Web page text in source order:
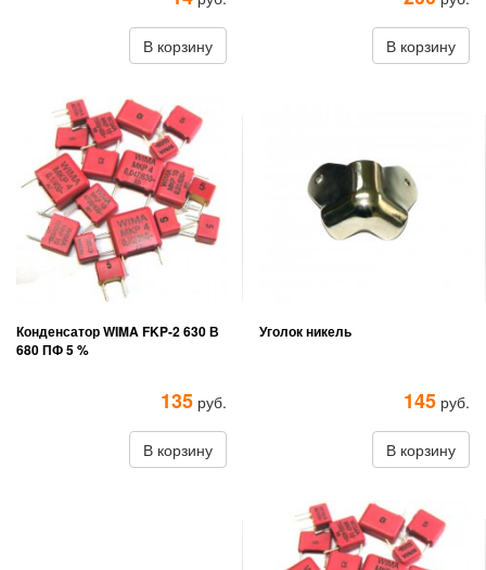
В корзину В корзину
Конденсатор WIMA FKP-2 630 В
680 ПФ 5 %
135 руб.
В корзину
Уголок никель
145 руб.
В корзину